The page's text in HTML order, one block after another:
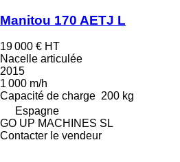
Manitou 170 AETJ L
19 000 € HT
Nacelle articulée
2015
1 000 m/h
Capacité de charge 200 kg
Espagne
GO UP MACHINES SL
Contacter le vendeur